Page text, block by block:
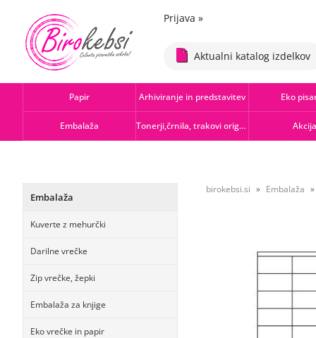
Prijava »
Aktualni katalog izdelkov
Papir Arhiviranje in predstavitev Eko
Embalaža Tonerji,črnila, trakovi orig.-rec. Akcija
Embalaža
Kuverte z mehurčki
Darilne vrečke
Zip vrečke, žepki
Embalaža za knjige
Eko vrečke in papir
birokebsi.si Embalaža